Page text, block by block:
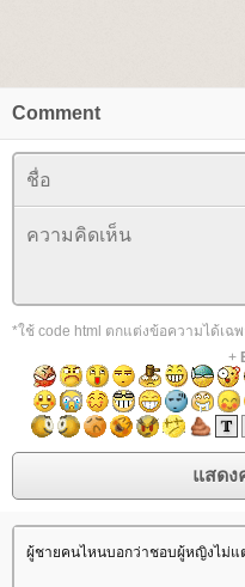
Comment
*ใช้ code html ตกแต่งข้อความได้เฉ
+
ผู้ชายคนไหนบอกว่าชอบผู้หญิงไม่แ